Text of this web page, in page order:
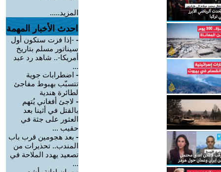
المزيد.....
احدث الأخبار المهمة
- -إذا فزت ستكون أول
سيناتور مسلم بتاريخ
أمريكا-.. شاهد رد عبد
...
- اضطرابات جوية
تتسبّب بهبوط مفاجئ
لطائرة هندية
- لاجئ أفغاني يُتهم
بالقتل في أثينا بعد
العثور على جثة في
حقيب ...
- بعد هجومين قرب باب
المندب.. تحذيرات من
تصعيد يهدد الملاحة في
...